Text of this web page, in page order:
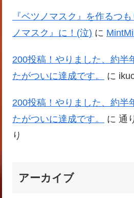
『ベツノマスク』を作るつ
ノマスク』に！(泣) に
200投稿！やりました、約半
たがついに達成です。
に
200投稿！やりました、約半
たがついに達成です。
に 通
り
アーカイブ